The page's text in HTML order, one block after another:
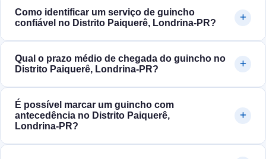
Como identificar um serviço de guincho
confiável no Distrito Paiquerê, Londrina‑PR?
Qual o prazo médio de chegada do guincho no
Distrito Paiquerê, Londrina‑PR?
É possível marcar um guincho com
antecedência no Distrito Paiquerê,
Londrina‑PR?